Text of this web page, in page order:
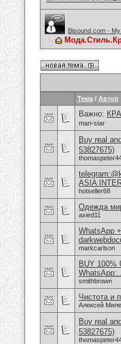
Bisound.com -
Тема / Автор
Важно:
mari-star
Buy real
53827675)
ASIA
hotseller68
Одежда
axied11
WhatsApp
markcarlson
BUY 100%
smithbrown
Чистота и
Алексей
Buy real
53827675)